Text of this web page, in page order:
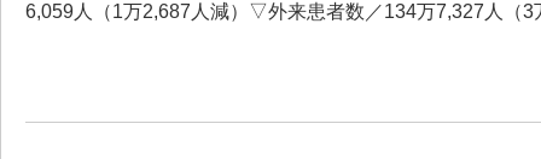
6,059人（1万2,687人減）▽外来患者数／134万7,327人（3